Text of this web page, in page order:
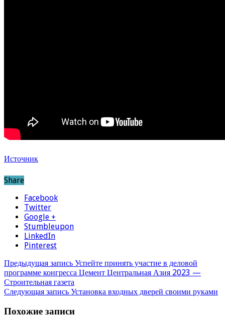
Источник
Share
Facebook
Twitter
Google +
Stumbleupon
LinkedIn
Pinterest
Предыдущая запись Успейте принять участие в деловой
программе конгресса Цемент Центральная Азия 2023 —
Строительная газета
Следующая запись Установка входных дверей своими руками
Похожие записи